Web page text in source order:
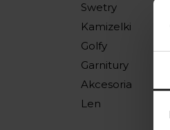
Swetry
Kamizelki
Golfy
Garnitury
Akcesoria
Len